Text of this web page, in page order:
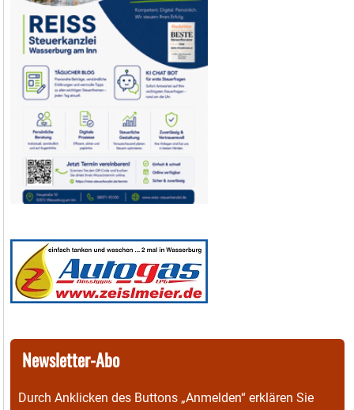
Newsletter-Abo
Durch Anklicken des Buttons „Anmelden“ erklären Sie